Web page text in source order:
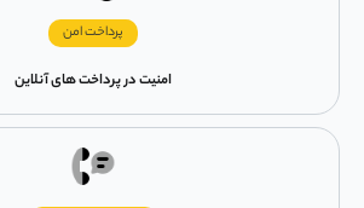
پرداخت امن
امنیت در پرداخت های آنلاین